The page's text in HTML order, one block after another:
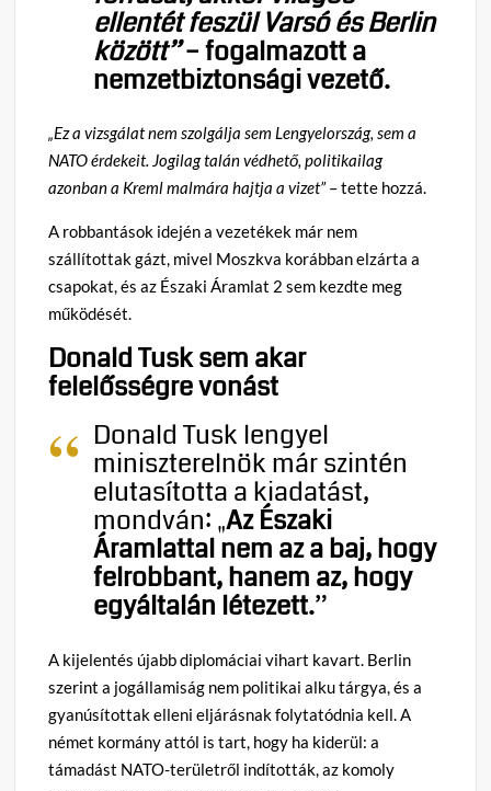
ellentét feszül Varsó és Berlin
között”– fogalmazott a
nemzetbiztonsági vezető.
„Ez a vizsgálat nem szolgálja sem Lengyelország, sem a
NATO érdekeit. Jogilag talán védhető, politikailag
azonban a Kreml malmára hajtja a vizet”– tette hozzá.
A robbantások idején a vezetékek már nem
szállítottak gázt, mivel Moszkva korábban elzárta a
csapokat, és az Északi Áramlat 2 sem kezdte meg
működését.
Donald Tusk sem akar
felelősségre vonást
Donald Tusk lengyel
miniszterelnök már szintén
elutasította a kiadatást,
mondván: „Az Északi
Áramlattal nem az a baj, hogy
felrobbant, hanem az, hogy
egyáltalán létezett.”
A kijelentés újabb diplomáciai vihart kavart. Berlin
szerint a jogállamiság nem politikai alku tárgya, és a
gyanúsítottak elleni eljárásnak folytatódnia kell. A
német kormány attól is tart, hogy ha kiderül: a
támadást NATO-területről indították, az komoly